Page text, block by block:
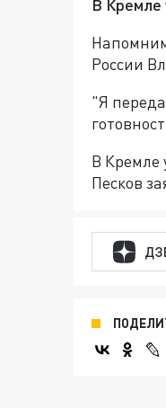
В Кремле
России
"Я
В Кремле
Песков